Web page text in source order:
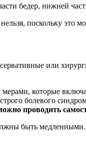
бедер, нижней
поскольку это
или
которые
болевого
проводить
быть